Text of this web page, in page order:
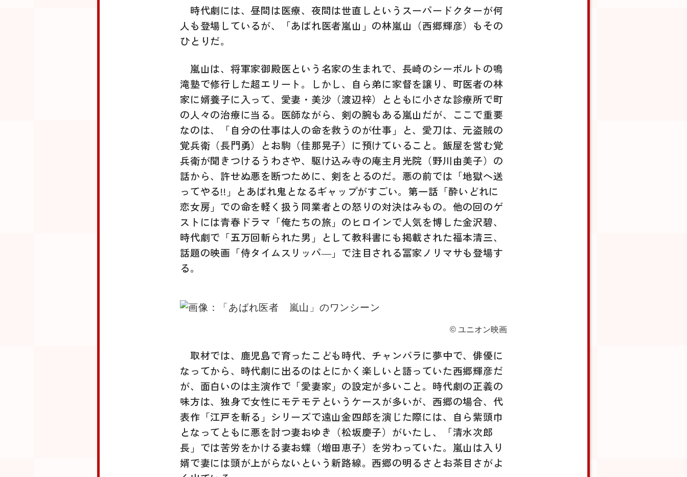
時代劇には、昼間は医療、夜間は世直しというスーパードクターが何
人も登場しているが、「あばれ医者嵐山」の林嵐山（西郷輝彦）もその
ひとりだ。
嵐山は、将軍家御殿医という名家の生まれで、長崎のシーボルトの鳴
滝塾で修行した超エリート。しかし、自ら弟に家督を譲り、町医者の林
家に婿養子に入って、愛妻・美沙（渡辺梓）とともに小さな診療所で町
の人々の治療に当る。医師ながら、剣の腕もある嵐山だが、ここで重要
なのは、「自分の仕事は人の命を救うのが仕事」と、愛刀は、元盗賊の
覚兵衛（長門勇）とお駒（佳那晃子）に預けていること。飯屋を営む覚
兵衛が聞きつけるうわさや、駆け込み寺の庵主月光院（野川由美子）の
話から、許せぬ悪を断つために、剣をとるのだ。悪の前では「地獄へ送
ってやる!!」とあばれ鬼となるギャップがすごい。第一話「酔いどれに
恋女房」での命を軽く扱う同業者との怒りの対決はみもの。他の回のゲ
ストには青春ドラマ「俺たちの旅」のヒロインで人気を博した金沢碧、
時代劇で「五万回斬られた男」として教科書にも掲載された福本清三、
話題の映画「侍タイムスリッパ―」で注目される冨家ノリマサも登場す
る。
© ユニオン映画
取材では、鹿児島で育ったこども時代、チャンバラに夢中で、俳優に
なってから、時代劇に出るのはとにかく楽しいと語っていた西郷輝彦だ
が、面白いのは主演作で「愛妻家」の設定が多いこと。時代劇の正義の
味方は、独身で女性にモテモテというケースが多いが、西郷の場合、代
表作「江戸を斬る」シリーズで遠山金四郎を演じた際には、自ら紫頭巾
となってともに悪を討つ妻おゆき（松坂慶子）がいたし、「清水次郎
長」では苦労をかける妻お蝶（増田恵子）を労わっていた。嵐山は入り
婿で妻には頭が上がらないという新路線。西郷の明るさとお茶目さがよ